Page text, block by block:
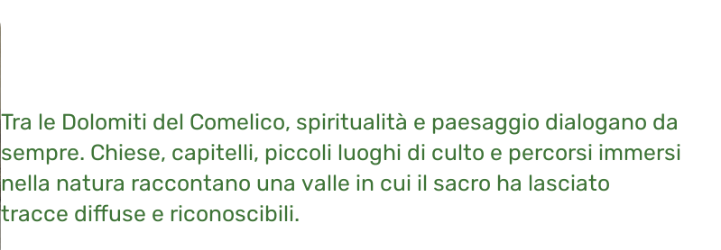
Tra le Dolomiti del Comelico, spiritualità e paesaggio dialogano da
sempre. Chiese, capitelli, piccoli luoghi di culto e percorsi immersi
nella natura raccontano una valle in cui il sacro ha lasciato
tracce diffuse e riconoscibili.